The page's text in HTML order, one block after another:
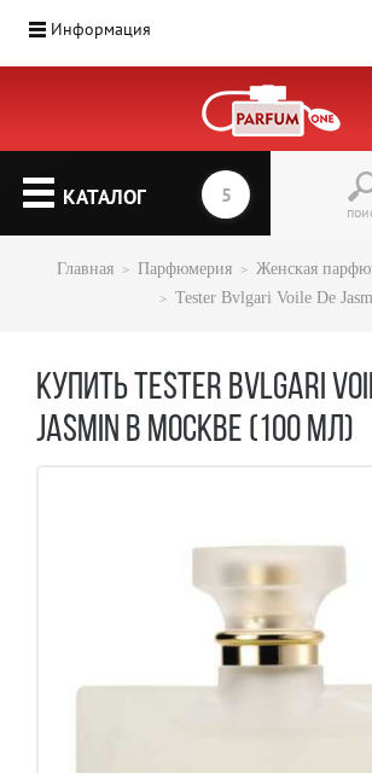
Информация
КАТАЛОГ
Главная Парфюмерия Женская
Tester Bvlgari Voile De
КУПИТЬ TESTER BVLGARI
JASMIN В МОСКВЕ (100 МЛ)